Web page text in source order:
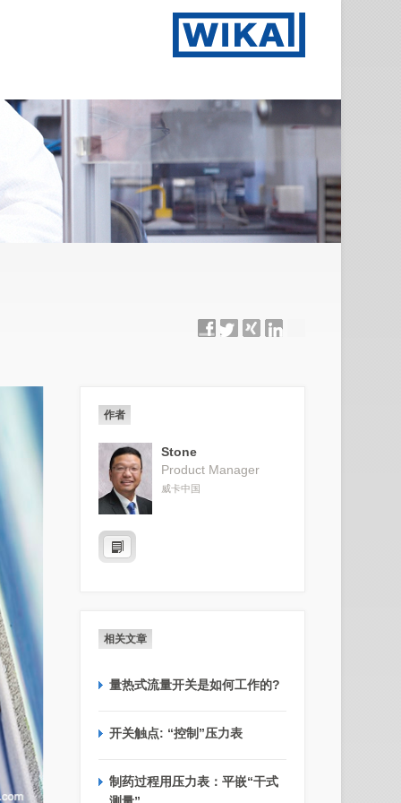
作者
Stone
Product Manager
威卡中国
相关文章
量热式流量开关是如何工作的?
开关触点: “控制”压力表
制药过程用压力表：平嵌“干式